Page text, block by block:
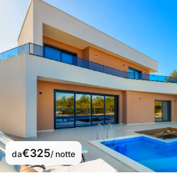
da€325/ notte